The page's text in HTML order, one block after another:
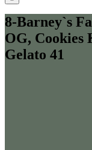
8-Barney`s
OG, Cookies
Gelato 41